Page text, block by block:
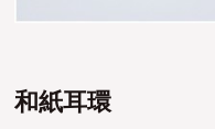
和紙耳環